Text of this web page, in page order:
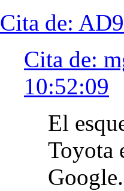
Cita de:
Cita de:
10:52:09
El
Toyota
Google.